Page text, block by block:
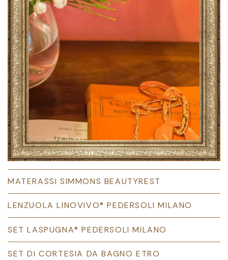
MATERASSI SIMMONS BEAUTYREST
LENZUOLA LINOVIVO® PEDERSOLI MILANO
SET LASPUGNA® PEDERSOLI MILANO
SET DI CORTESIA DA BAGNO ETRO